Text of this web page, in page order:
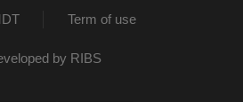
Term of use
by RIBS